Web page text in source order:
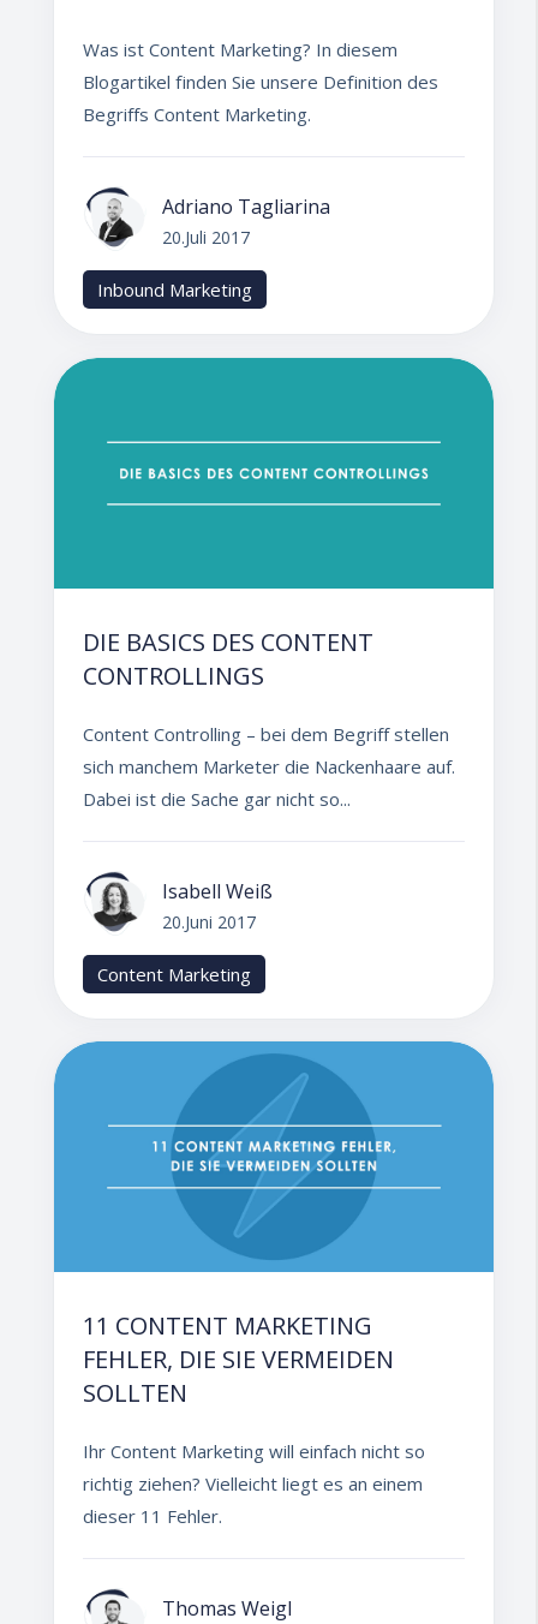
Was ist Content Marketing? In diesem
Blogartikel finden Sie unsere Definition des
Begriffs Content Marketing.
Adriano Tagliarina
20.Juli 2017
Inbound Marketing
DIE BASICS DES CONTENT
CONTROLLINGS
Content Controlling – bei dem Begriff stellen
sich manchem Marketer die Nackenhaare auf.
Dabei ist die Sache gar nicht so...
Isabell Weiß
20.Juni 2017
Content Marketing
11 CONTENT MARKETING
FEHLER, DIE SIE VERMEIDEN
SOLLTEN
Ihr Content Marketing will einfach nicht so
richtig ziehen? Vielleicht liegt es an einem
dieser 11 Fehler.
Thomas Weigl